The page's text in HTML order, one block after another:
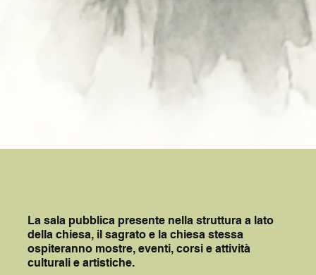
La sala pubblica presente nella struttura a lato
della chiesa, il sagrato e la chiesa stessa
ospiteranno mostre, eventi, corsi e attività
culturali e artistiche.